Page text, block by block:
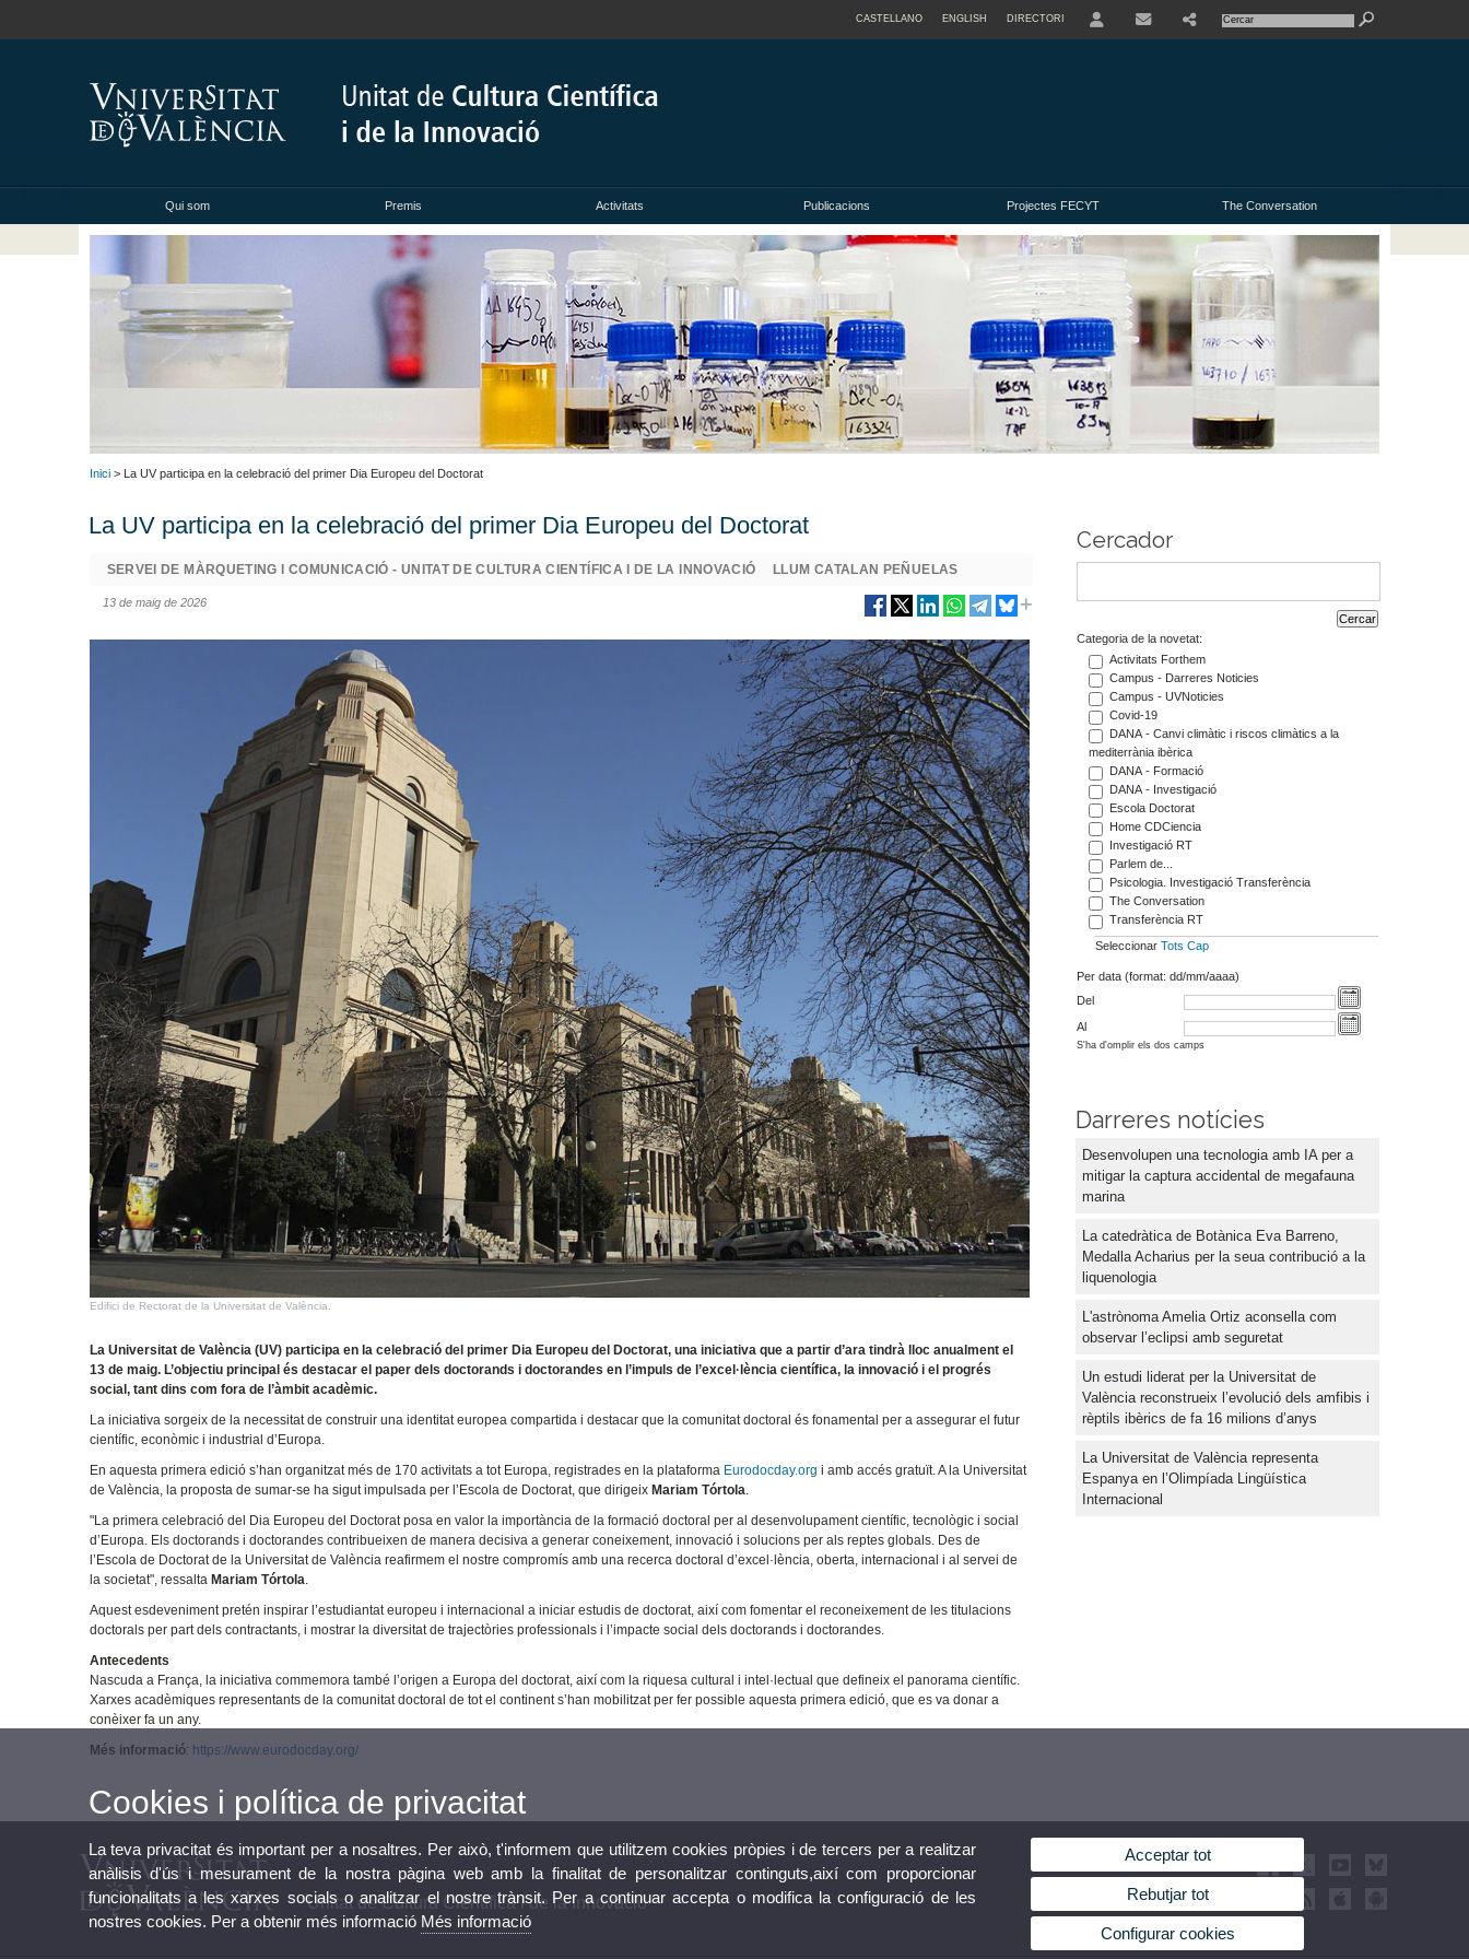
CASTELLANO ENGLISH DIRECTORI
Qui som Premis Activitats Publicacions Projectes FECYT The Conversation
Inici > La UV participa en la celebració del primer Dia Europeu del Doctorat
La UV participa en la celebració del primer Dia Europeu del Doctorat
SERVEI DE MÀRQUETING I COMUNICACIÓ - UNITAT DE CULTURA CIENTÍFICA I DE LA INNOVACIÓ LLUM CATALAN PEÑUELAS
13 de maig de 2026
Edifici de Rectorat de la Universitat de València.
La Universitat de València (UV) participa en la celebració del primer Dia Europeu del Doctorat, una iniciativa que a partir d’ara tindrà lloc anualment el
13 de maig. L’objectiu principal és destacar el paper dels doctorands i doctorandes en l’impuls de l’excel·lència científica, la innovació i el progrés
social, tant dins com fora de l’àmbit acadèmic.
La iniciativa sorgeix de la necessitat de construir una identitat europea compartida i destacar que la comunitat doctoral és fonamental per a assegurar el futur
científic, econòmic i industrial d’Europa.
En aquesta primera edició s’han organitzat més de 170 activitats a tot Europa, registrades en la plataforma Eurodocday.org i amb accés gratuït. A la Universitat
de València, la proposta de sumar-se ha sigut impulsada per l’Escola de Doctorat, que dirigeixMariam Tórtola.
"La primera celebració del Dia Europeu del Doctorat posa en valor la importància de la formació doctoral per al desenvolupament científic, tecnològic i social
d’Europa. Els doctorands i doctorandes contribueixen de manera decisiva a generar coneixement, innovació i solucions per als reptes globals. Des de
l’Escola de Doctorat de la Universitat de València reafirmem el nostre compromís amb una recerca doctoral d’excel·lència, oberta, internacional i al servei de
la societat", ressaltaMariam Tórtola
Aquest esdeveniment pretén inspirar l’estudiantat europeu i internacional a iniciar estudis de doctorat, així com fomentar el reconeixement de les titulacions
doctorals per part dels contractants, i mostrar la diversitat de trajectòries professionals i l’impacte social dels doctorands i doctorandes.
Antecedents
Nascuda a França, la iniciativa commemora també l’origen a Europa del doctorat, així com la riquesa cultural i intel·lectual que defineix el panorama científic.
Xarxes acadèmiques representants de la comunitat doctoral de tot el continent s’han mobilitzat per fer possible aquesta primera edició, que es va donar a
conèixer fa un any.
Més informació: https://www.eurodocday.org/
Cercador
Categoria de la novetat:
Activitats Forthem
Campus - Darreres Noticies
Campus - UVNoticies
Covid-19
DANA - Canvi climàtic i riscos climàtics a la
mediterrània ibèrica
DANA - Formació
DANA - Investigació
Escola Doctorat
Home CDCiencia
Investigació RT
Parlem de...
Psicologia. Investigació Transferència
The Conversation
Transferència RT
Seleccionar Tots Cap
Per data (format: dd/mm/aaaa)
Del
Al
S'ha d'omplir els dos camps
Darreres notícies
Desenvolupen una tecnologia amb IA per a
mitigar la captura accidental de megafauna
marina
La catedràtica de Botànica Eva Barreno,
Medalla Acharius per la seua contribució a la
liquenologia
L'astrònoma Amelia Ortiz aconsella com
observar l’eclipsi amb seguretat
Un estudi liderat per la Universitat de
València reconstrueix l’evolució dels amfibis i
rèptils ibèrics de fa 16 milions d’anys
La Universitat de València representa
Espanya en l’Olimpíada Lingüística
Internacional
Unitat de Cultura Científica i de la Innovació
Cookies i política de privacitat
La teva privacitat és important per a nosaltres. Per això, t'informem que utilitzem cookies pròpies i de tercers per a realitzar
anàlisis d'ús i mesurament de la nostra pàgina web amb la finalitat de personalitzar continguts,així com proporcionar
funcionalitats a les xarxes socials o analitzar el nostre trànsit. Per a continuar accepta o modifica la configuració de les
nostres cookies. Per a obtenir més informació Més informació
Acceptar tot
Rebutjar tot
Configurar cookies